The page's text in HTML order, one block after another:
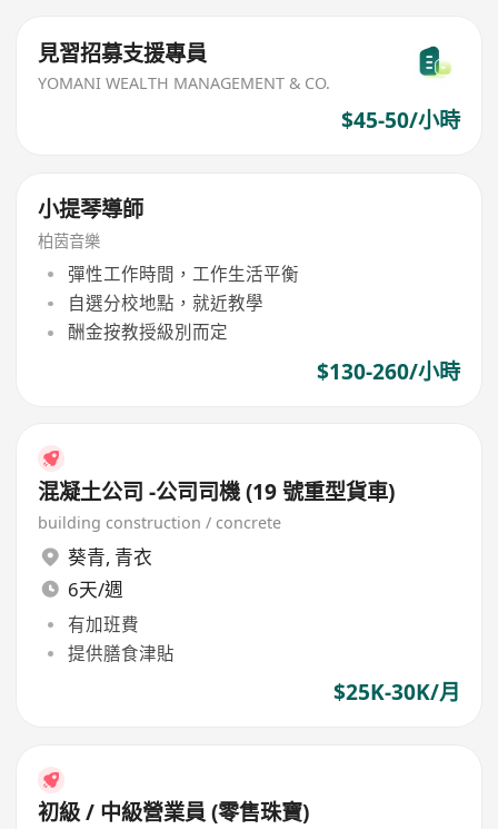
見習招募支援專員
YOMANI WEALTH MANAGEMENT & CO.
$45-50/小時
小提琴導師
柏茵音樂
彈性工作時間，工作生活平衡
自選分校地點，就近教學
酬金按教授級別而定
$130-260/小時
混凝土公司 -公司司機 (19 號重型貨車)
building construction / concrete
葵青, 青衣
6天/週
有加班費
提供膳食津貼
$25K-30K/月
初級 / 中級營業員 (零售珠寶)